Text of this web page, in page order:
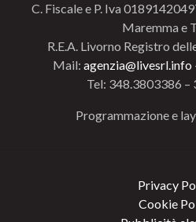
C. Fiscale e P. Iva
Maremma e
R.E.A. Livorno Registro
Mail: agenzia@livesrl.info
Tel: 348.3803386 –
Programmazione e
Privacy
Cookie